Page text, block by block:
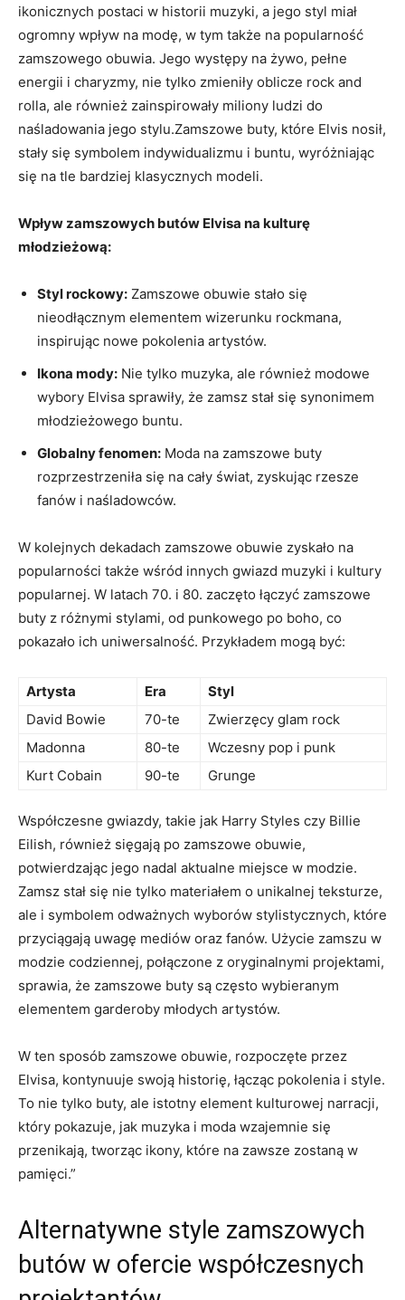
ikonicznych postaci w historii muzyki, a jego styl miał
ogromny wpływ na modę, w tym także na popularność
zamszowego obuwia. Jego występy na żywo, pełne
energii i charyzmy, nie tylko zmieniły oblicze rock and
rolla, ale również zainspirowały miliony ludzi do
naśladowania jego stylu.Zamszowe buty, które Elvis nosił,
stały się symbolem indywidualizmu i buntu, wyróżniając
się na tle bardziej klasycznych modeli.
Wpływ zamszowych butów Elvisa na kulturę
młodzieżową:
Styl rockowy: Zamszowe obuwie stało się
nieodłącznym elementem wizerunku rockmana,
inspirując nowe pokolenia artystów.
Ikona mody: Nie tylko muzyka, ale również modowe
wybory Elvisa sprawiły, że zamsz stał się synonimem
młodzieżowego buntu.
Globalny fenomen: Moda na zamszowe buty
rozprzestrzeniła się na cały świat, zyskując rzesze
fanów i naśladowców.
W kolejnych dekadach zamszowe obuwie zyskało na
popularności także wśród innych gwiazd muzyki i kultury
popularnej. W latach 70. i 80. zaczęto łączyć zamszowe
buty z różnymi stylami, od punkowego po boho, co
pokazało ich uniwersalność. Przykładem mogą być:
Artysta Era
Styl
David Bowie
70-te
Zwierzęcy glam rock
Madonna
80-te
Wczesny pop i punk
Kurt Cobain
90-te Grunge
Współczesne gwiazdy, takie jak Harry Styles czy Billie
Eilish, również sięgają po zamszowe obuwie,
potwierdzając jego nadal aktualne miejsce w modzie.
Zamsz stał się nie tylko materiałem o unikalnej teksturze,
ale i symbolem odważnych wyborów stylistycznych, które
przyciągają uwagę mediów oraz fanów. Użycie zamszu w
modzie codziennej, połączone z oryginalnymi projektami,
sprawia, że zamszowe buty są często wybieranym
elementem garderoby młodych artystów.
W ten sposób zamszowe obuwie, rozpoczęte przez
Elvisa, kontynuuje swoją historię, łącząc pokolenia i style.
To nie tylko buty, ale istotny element kulturowej narracji,
który pokazuje, jak muzyka i moda wzajemnie się
przenikają, tworząc ikony, które na zawsze zostaną w
pamięci.”
Alternatywne style zamszowych
butów w ofercie współczesnych